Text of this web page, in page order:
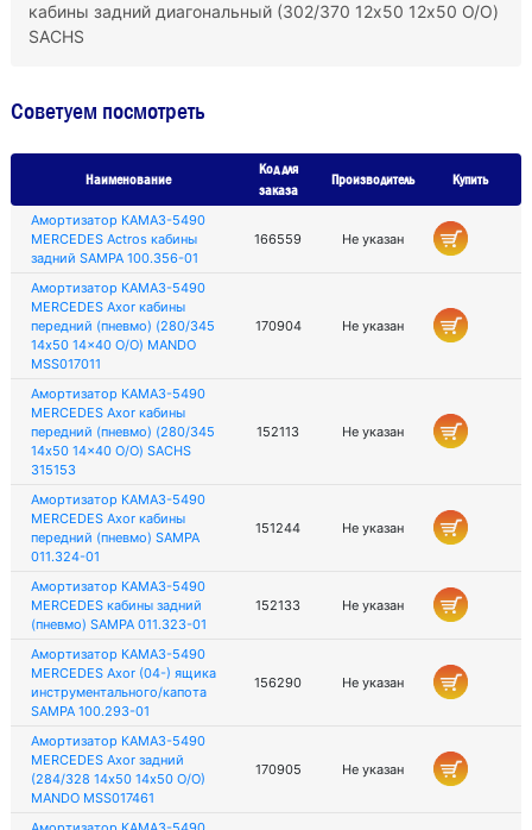
кабины задний диагональный (302/370 12х50 12х50 O/O)
SACHS
Советуем посмотреть
Наименование
Код для
заказа
Производитель Купить
Амортизатор КАМАЗ-5490
MERCEDES Actros кабины
задний SAMPA 100.356-01
166559 Не указан
Амортизатор КАМАЗ-5490
MERCEDES Axor кабины
передний (пневмо) (280/345
14x50 14x40 O/O) MANDO
MSS017011
170904 Не указан
Амортизатор КАМАЗ-5490
MERCEDES Axor кабины
передний (пневмо) (280/345
14x50 14x40 O/O) SACHS
315153
152113 Не указан
Амортизатор КАМАЗ-5490
MERCEDES Axor кабины
передний (пневмо) SAMPA
011.324-01
151244 Не указан
Амортизатор КАМАЗ-5490
MERCEDES кабины задний
(пневмо) SAMPA 011.323-01
152133 Не указан
Амортизатор КАМАЗ-5490
MERCEDES Axor (04-) ящика
инструментального/капота
SAMPA 100.293-01
156290 Не указан
Амортизатор КАМАЗ-5490
MERCEDES Aхor задний
(284/328 14х50 14х50 О/О)
MANDO MSS017461
170905 Не указан